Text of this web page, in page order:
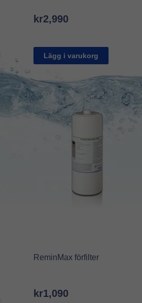
kr2,990
Lägg i varukorg
ReminMax förfilter
kr1,090